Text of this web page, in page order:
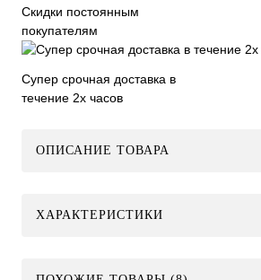
Скидки постоянным
покупателям
Супер срочная доставка в
течение 2х часов
ОПИСАНИЕ ТОВАРА
ХАРАКТЕРИСТИКИ